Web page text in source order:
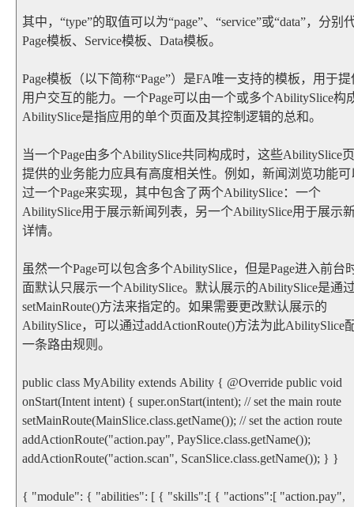
其中，“type”的取值可以为“page”、“service”或“data”，分别
Page模板、Service模板、Data模板。
Page模板（以下简称“Page”）是FA唯一支持的模板，用于
用户交互的能力。一个Page可以由一个或多个AbilitySlice构
AbilitySlice是指应用的单个页面及其控制逻辑的总和。
当一个Page由多个AbilitySlice共同构成时，这些AbilitySlice
提供的业务能力应具有高度相关性。例如，新闻浏览功能可
过一个Page来实现，其中包含了两个AbilitySlice：一个
AbilitySlice用于展示新闻列表，另一个AbilitySlice用于展示
详情。
虽然一个Page可以包含多个AbilitySlice，但是Page进入前台
面默认只展示一个AbilitySlice。默认展示的AbilitySlice是通
setMainRoute()方法来指定的。如果需要更改默认展示的
AbilitySlice，可以通过addActionRoute()方法为此AbilitySlice
一条路由规则。
public class MyAbility extends Ability { @Override public void
onStart(Intent intent) { super.onStart(intent); // set the main route
setMainRoute(MainSlice.class.getName()); // set the action route
addActionRoute("action.pay", PaySlice.class.getName());
addActionRoute("action.scan", ScanSlice.class.getName()); } }
{ "module": { "abilities": [ { "skills":[ { "actions":[ "action.pay",